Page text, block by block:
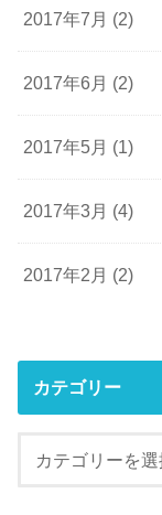
2017年7月 (2)
2017年6月 (2)
2017年5月 (1)
2017年3月 (4)
2017年2月 (2)
カテゴリー